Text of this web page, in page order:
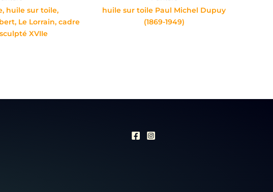
huile sur toile,
Le Lorrain, cadre
XVIIe
huile sur toile Paul Michel Dupuy
(1869-1949)